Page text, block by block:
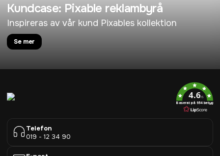
Kundcase: Pixable reklambyrå
Inspireras av vår kund Pixables kollektion
Se mer
4.6/5
Baserat på 954 betyg
Telefon
019 - 12 34 90